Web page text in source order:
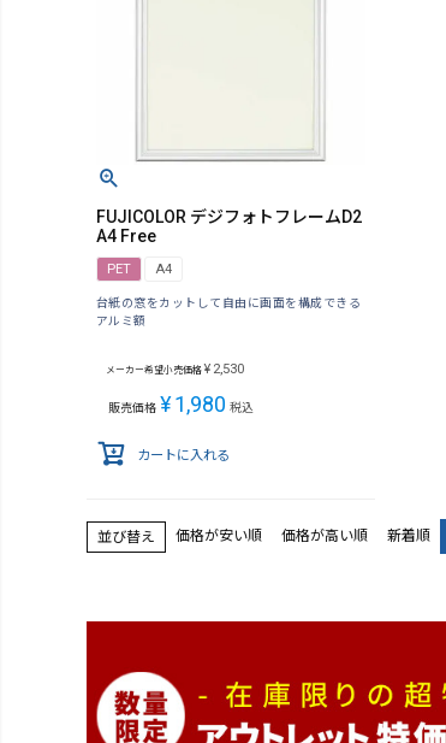
FUJICOLOR デジフォトフレームD2
A4 Free
PET A4
台紙の窓をカットして自由に画面を構成できる
アルミ額
メーカー希望小売価格 ¥ 2,530
販売価格 ¥1,980 税込
カートに入れる
並び替え 価格が安い順 価格が高い順 新着順